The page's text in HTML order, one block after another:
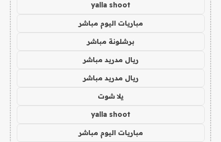
yalla shoot
مباريات اليوم مباشر
برشلونة مباشر
ريال مدريد مباشر
ريال مدريد مباشر
يلا شوت
yalla shoot
مباريات اليوم مباشر